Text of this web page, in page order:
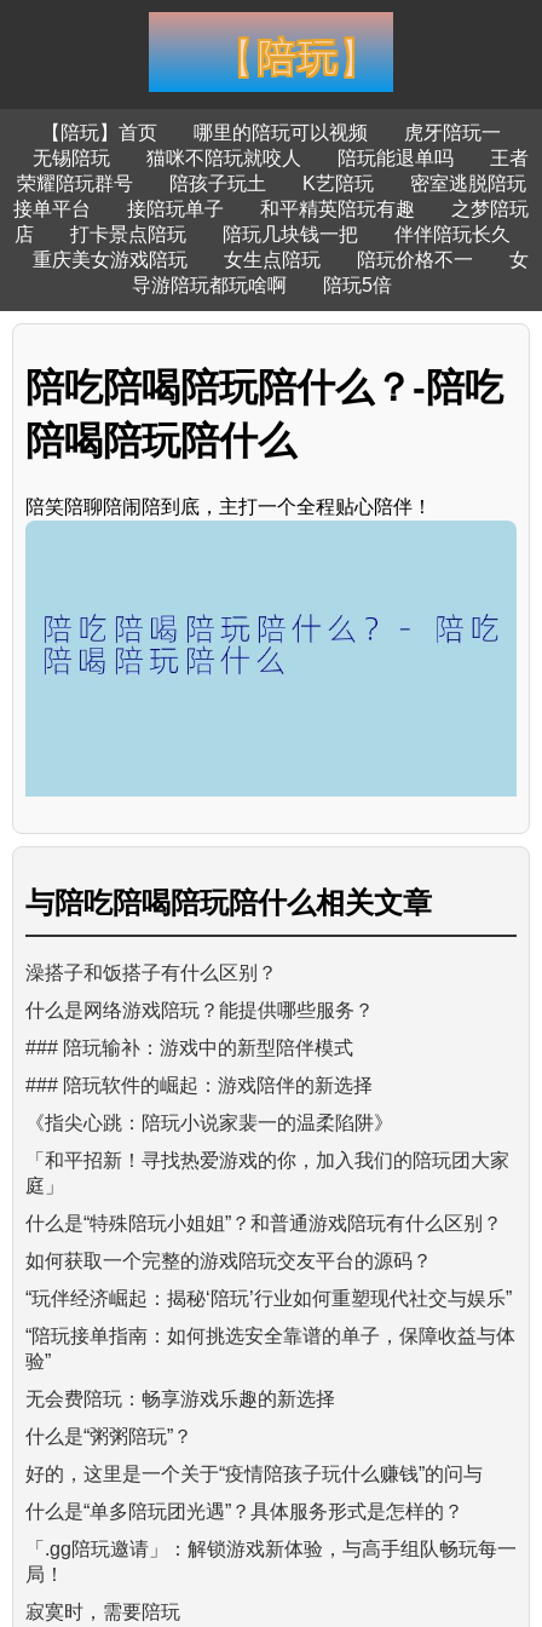
【陪玩】首页 哪里的陪玩可以视频
虎牙陪玩一
无锡陪玩
猫咪不陪玩就咬人 陪玩能退单吗
王者
荣耀陪玩群号
陪孩子玩土 K艺陪玩
密室逃脱陪玩
接单平台
接陪玩单子 和平精英陪玩有趣
之梦陪玩
店
打卡景点陪玩 陪玩几块钱一把
伴伴陪玩长久
重庆美女游戏陪玩
女生点陪玩 陪玩价格不一
女
导游陪玩都玩啥啊
陪玩5倍
陪吃陪喝陪玩陪什么？-陪吃
陪喝陪玩陪什么
陪笑陪聊陪闹陪到底，主打一个全程贴心陪伴！
与陪吃陪喝陪玩陪什么相关文章
澡搭子和饭搭子有什么区别？
什么是网络游戏陪玩？能提供哪些服务？
### 陪玩输补：游戏中的新型陪伴模式
### 陪玩软件的崛起：游戏陪伴的新选择
《指尖心跳：陪玩小说家裴一的温柔陷阱》
「和平招新！寻找热爱游戏的你，加入我们的陪玩团大家
庭」
什么是“特殊陪玩小姐姐”？和普通游戏陪玩有什么区别？
如何获取一个完整的游戏陪玩交友平台的源码？
“玩伴经济崛起：揭秘‘陪玩’行业如何重塑现代社交与娱乐”
“陪玩接单指南：如何挑选安全靠谱的单子，保障收益与体
验”
无会费陪玩：畅享游戏乐趣的新选择
什么是“粥粥陪玩”？
好的，这里是一个关于“疫情陪孩子玩什么赚钱”的问与
什么是“单多陪玩团光遇”？具体服务形式是怎样的？
「.gg陪玩邀请」：解锁游戏新体验，与高手组队畅玩每一
局！
寂寞时，需要陪玩